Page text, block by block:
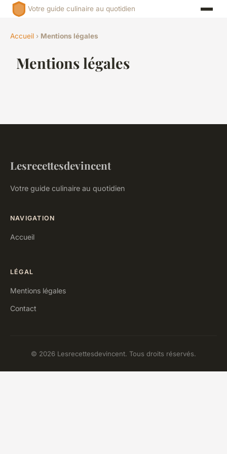
Votre guide culinaire au quotidien
Accueil › Mentions légales
Mentions légales
Lesrecettesdevincent
Votre guide culinaire au quotidien
NAVIGATION
Accueil
LÉGAL
Mentions légales
Contact
© 2026 Lesrecettesdevincent. Tous droits réservés.